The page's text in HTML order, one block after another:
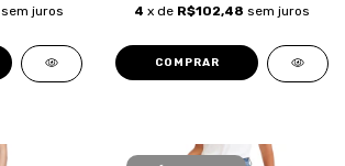
sem juros 4 x de R$102,48 sem juros
COMPRAR